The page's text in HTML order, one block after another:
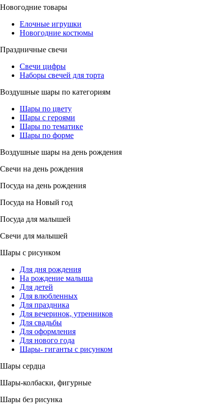
Новогодние товары
Елочные игрушки
Новогодние костюмы
Праздничные свечи
Свечи цифры
Наборы свечей для торта
Воздушные шары по категориям
Шары по цвету
Шары с героями
Шары по тематике
Шары по форме
Воздушные шары на день рождения
Свечи на день рождения
Посуда на день рождения
Посуда на Новый год
Посуда для малышей
Свечи для малышей
Шары с рисунком
Для дня рождения
На рождение малыша
Для детей
Для влюбленных
Для праздника
Для вечеринок, утренников
Для свадьбы
Для оформления
Для нового года
Шары- гиганты с рисунком
Шары сердца
Шары-колбаски, фигурные
Шары без рисунка